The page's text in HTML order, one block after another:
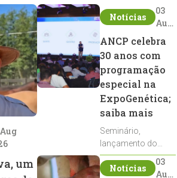
um
Notícias
03
Aug
ANCP celebra
30 anos com
programação
especial na
ExpoGenética;
saiba mais
Seminário,
lançamento do
Sumário de Touros,
debates, podcast,
Notícias
03
Aug